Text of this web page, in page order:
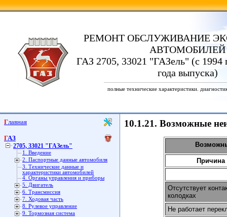
РЕМОНТ ОБСЛУЖИВАНИЕ
АВТОМОБИЛЕЙ
ГАЗ 2705, 33021 "ГАЗель" (с 1994
года выпуска)
полные технические характеристики.
Главная
ГАЗ
2705, 33021 "ГАЗель"
1. Введение
2. Паспортные данные автомобиля
3. Технические данные и
характеристики автомобилей
4. Органы управления и приборы
5. Двигатель
6. Трансмиссия
7. Ходовая часть
8. Рулевое управление
9. Тормозная система
10.1.21. Возможные
Причина
Отсутствует
колодках
Не работает